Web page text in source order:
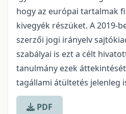
hogy az európai tartalmak
kivegyék részüket. A 2019-
szerzői jogi irányelv
szabályai is ezt a célt
tanulmány ezek
tagállami átültetés jelenleg
PDF